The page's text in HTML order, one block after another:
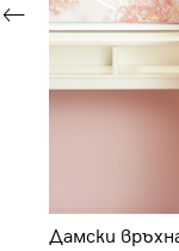
Дамски